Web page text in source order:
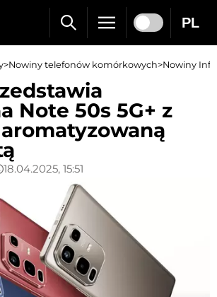
PL
>Nowiny telefonów komórkowych>Nowiny
Note 50s 5G+ z
18.04.2025, 15:51